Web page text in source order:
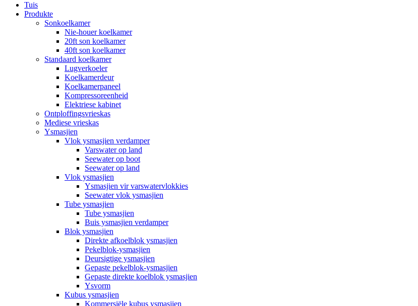
Tuis
Produkte
Sonkoelkamer
Nie-houer koelkamer
20ft son koelkamer
40ft son koelkamer
Standaard koelkamer
Lugverkoeler
Koelkamerdeur
Koelkamerpaneel
Kompressoreenheid
Elektriese kabinet
Ontploffingsvrieskas
Mediese vrieskas
Ysmasjien
Vlok ysmasjien verdamper
Varswater op land
Seewater op boot
Seewater op land
Vlok ysmasjien
Ysmasjien vir varswatervlokkies
Seewater vlok ysmasjien
Tube ysmasjien
Tube ysmasjien
Buis ysmasjien verdamper
Blok ysmasjien
Direkte afkoelblok ysmasjien
Pekelblok-ysmasjien
Deursigtige ysmasjien
Gepaste pekelblok-ysmasjien
Gepaste direkte koelblok ysmasjien
Ysvorm
Kubus ysmasjien
Kommersiële kubus ysmasjien